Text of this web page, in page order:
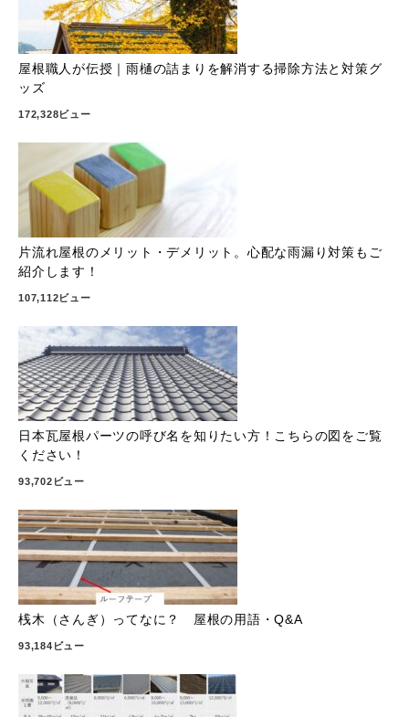
屋根職人が伝授｜雨樋の詰まりを解消する掃除方法と対策グ
ッズ
172,328ビュー
片流れ屋根のメリット・デメリット。心配な雨漏り対策もご
紹介します！
107,112ビュー
日本瓦屋根パーツの呼び名を知りたい方！こちらの図をご覧
ください！
93,702ビュー
桟木（さんぎ）ってなに？ 屋根の用語・Q&A
93,184ビュー